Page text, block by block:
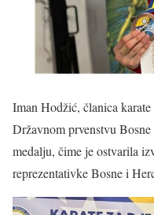
Iman Hodžić, članica
Državnom prvenstvu
medalju, čime je ostvarila
reprezentativke Bosne i